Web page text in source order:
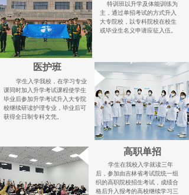
特训班以升学及体能训练为
主，通过单招考试的方式升入
大专院校，以专科院校在校生
或毕业生名义申请应征入伍。
医护班
学生入学我校，在学习专业
课同时加入升学考试课程使学生
毕业后参加升学考试升入大专院
校继续研读护理专业，毕业后可
获得全日制专科文凭。
高职单招
学生在我校入学就读三年
后，参加由吉林省考试院统一组
织的高职院校招生考试，成绩合
格后升入报考的高校继续学习三